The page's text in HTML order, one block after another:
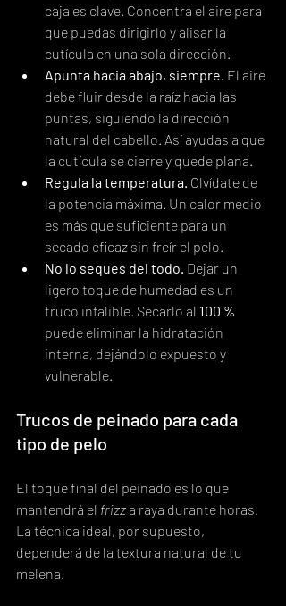
caja es clave. Concentra el aire para
que puedas dirigirlo y alisar la
cutícula en una sola dirección.
Apunta hacia abajo, siempre. El aire
debe fluir desde la raíz hacia las
puntas, siguiendo la dirección
natural del cabello. Así ayudas a que
la cutícula se cierre y quede plana.
Regula la temperatura. Olvídate de
la potencia máxima. Un calor medio
es más que suficiente para un
secado eficaz sin freír el pelo.
No lo seques del todo. Dejar un
ligero toque de humedad es un
truco infalible. Secarlo al 100 %
puede eliminar la hidratación
interna, dejándolo expuesto y
vulnerable.
Trucos de peinado para cada
tipo de pelo
El toque final del peinado es lo que
mantendrá el frizz a raya durante horas.
La técnica ideal, por supuesto,
dependerá de la textura natural de tu
melena.